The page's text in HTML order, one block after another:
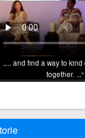
... and find a way to kind
together. ...